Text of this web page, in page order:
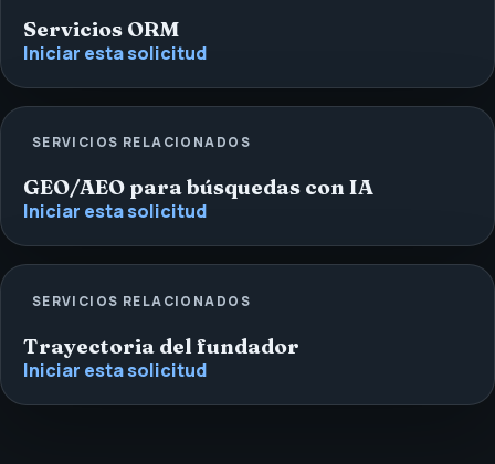
Servicios ORM
Iniciar esta solicitud
SERVICIOS RELACIONADOS
GEO/AEO para búsquedas con IA
Iniciar esta solicitud
SERVICIOS RELACIONADOS
Trayectoria del fundador
Iniciar esta solicitud